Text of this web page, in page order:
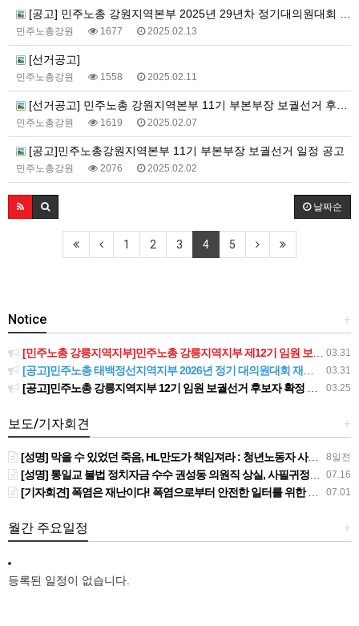
[공고] 민주노총 강원지역본부 2025년 29년차 정기대의원대회 소집 공고
민주노총강원 1677 2025.02.13
[선거공고]
민주노총강원 1558 2025.02.11
[선거공고] 민주노총 강원지역본부 11기 부본부장 보궐선거 후보자 등록기간 연장공고
민주노총강원 1619 2025.02.07
[공고]민주노총강원지역본부 11기 부본부장 보궐선거 일정 공고
민주노총강원 2076 2025.02.02
날짜순
1 2 3 4 5
+
Notice
03.31
[민주노총 강릉지역지부]민주노총 강릉지역지부 제12기 임원 보궐선거결과 공고
03.31
[공고]민주노총 태백정선지역지부 2026년 정기 대의원대회 재소집 건
03.25
[공고]민주노총 강릉지역지부 12기 임원 보궐선거 후보자 확정 공고
+
보도/기자회견
8일전
[성명] 막을 수 있었던 죽음, HL만도가 책임져라 : 청년노동자 사망사고의 철저한 진상규명과 재발방지 대책 마련하라
07.16
[성명] 통일교 불법 정치자금 수수 권성동 의원직 상실, 사필귀정이다
07.01
[기자회견] 폭염은 재난이다! 폭염으로부터 안전한 일터를 위한 민주노총 강원지역본부 폭염감시단 선포 기자회견
+
월간 주요일정
등록된 일정이 없습니다.